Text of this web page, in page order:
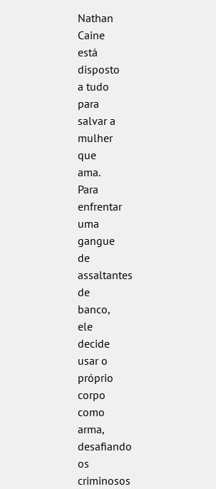
Nathan
Caine
está
disposto
a tudo
para
salvar a
mulher
que
ama.
Para
enfrentar
uma
gangue
de
assaltantes
de
banco,
ele
decide
usar o
próprio
corpo
como
arma,
desafiando
os
criminosos